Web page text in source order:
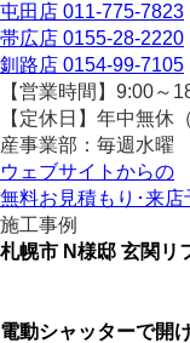
屯田店 011-775-7823
帯広店 0155-28-2220
釧路店 0154-99-7105
【営業時間】9:00～
【定休日】年中無休
産事業部：毎週水曜
ウェブサイトからの
無料お見積もり･来店
施工事例
札幌市 N様邸 玄関リ
電動シャッターで開